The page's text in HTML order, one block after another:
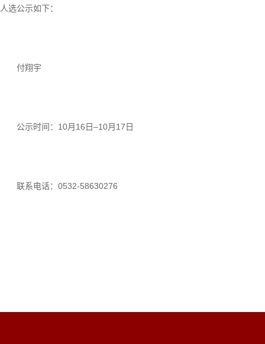
人选公示如下：
付翔宇
公示时间：10月16日–10月17日
联系电话：0532-58630276